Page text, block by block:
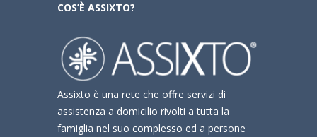
COS’È ASSIXTO?
Assixto è una rete che offre servizi di
assistenza a domicilio rivolti a tutta la
famiglia nel suo complesso ed a persone